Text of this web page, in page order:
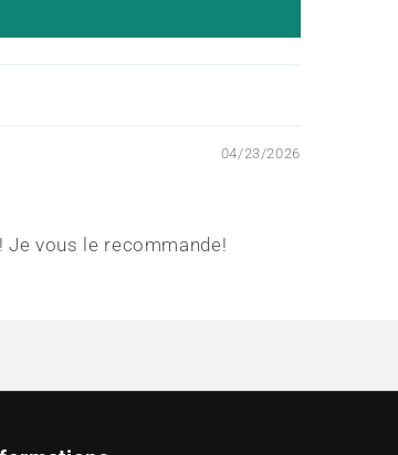
04/23/2026
Je vous le recommande!